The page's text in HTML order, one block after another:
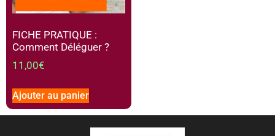
FICHE PRATIQUE :
Comment Déléguer ?
11,00€
Ajouter au panier